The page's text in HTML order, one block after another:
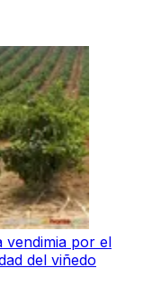
vendimia por el
del viñedo